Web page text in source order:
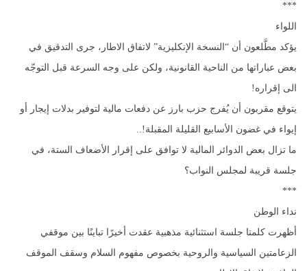
***
اللواء
يؤكد مطَّلعون أن “النسخة الإنكليزية” لاتفاق الاطار، جرى التدقيق في
بعض عباراتها من الناحية القانونية، ولكن على وجه السرعة قبل التوجّه
الى إقراره!
يتوقع مقربون أن يُفرج حزب بارز عن دفعات مالية لتوفير بدلات إيجار أو
إيواء في غضون الأسابيع القليلة المقبلة!..
ما تزال بعض الدوائر المالية لا توافق على إقرار الأضعاف الستة، في
جلسة قريبة لمجلس النواب؟
***
نداء الوطن
أظهرت كلمتا جلسة استثنائية مذهبية عقدت أخيرًا تباينًا بين موقفي
الزعامتين السياسية والروحية بخصوص مفهوم السلام وسقف الموقف